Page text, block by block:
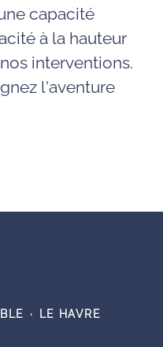
capacité
à la hauteur
interventions.
l'aventure
· LE HAVRE